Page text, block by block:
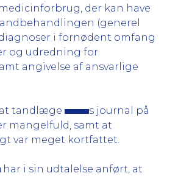
der kan have
(generel
i fornødent omfang
og udredning for
angivelse af ansvarlige
tandlæge
s journal på
mangelfuld, samt at
var meget kortfattet.
har i sin udtalelse anført, at